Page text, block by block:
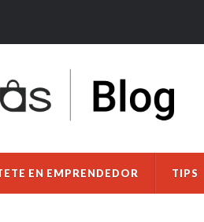
EN EMPRENDEDOR TIPS